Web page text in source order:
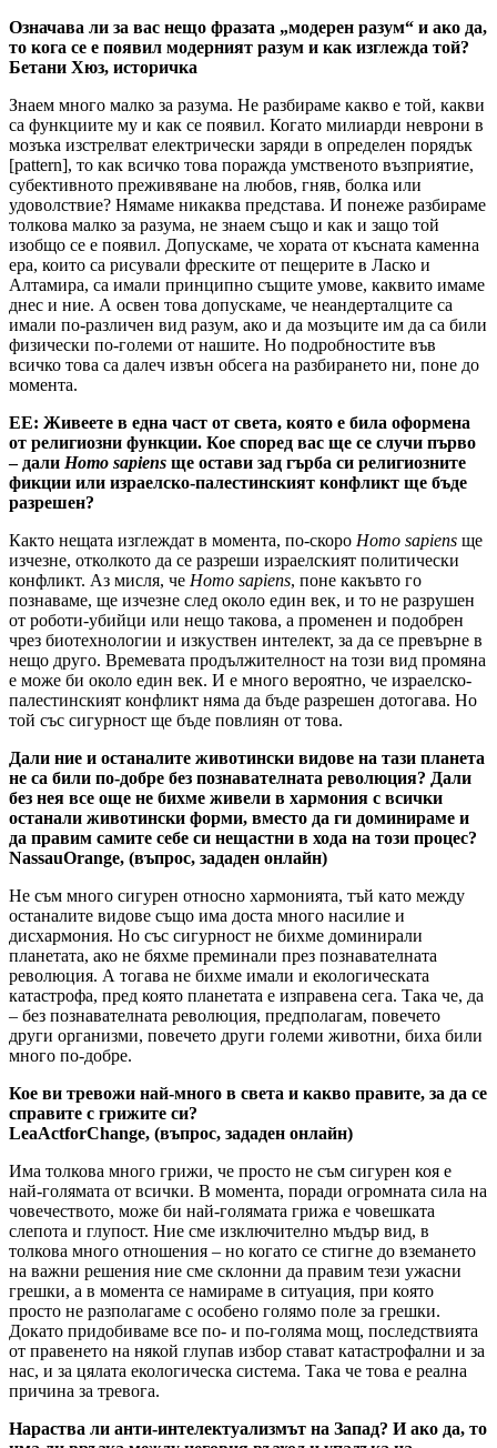
Означава ли за вас нещо фразата „модерен разум“ и ако да,
то кога се е появил модерният разум и как изглежда той?
Бетани Хюз, историчка
Знаем много малко за разума. Не разбираме какво е той, какви
са функциите му и как се появил. Когато милиарди неврони в
мозъка изстрелват електрически заряди в определен порядък
[pattern], то как всичко това поражда умственото възприятие,
субективното преживяване на любов, гняв, болка или
удоволствие? Нямаме никаква представа. И понеже разбираме
толкова малко за разума, не знаем също и как и защо той
изобщо се е появил. Допускаме, че хората от късната каменна
ера, които са рисували фреските от пещерите в Ласко и
Алтамира, са имали принципно същите умове, каквито имаме
днес и ние. А освен това допускаме, че неандерталците са
имали по-различен вид разум, ако и да мозъците им да са били
физически по-големи от нашите. Но подробностите във
всичко това са далеч извън обсега на разбирането ни, поне до
момента.
ЕЕ: Живеете в една част от света, която е била оформена
от религиозни функции. Кое според вас ще се случи първо
– дали Homo sapiens ще остави зад гърба си религиозните
фикции или израелско-палестинският конфликт ще бъде
разрешен?
Както нещата изглеждат в момента, по-скоро Homo sapiens ще
изчезне, отколкото да се разреши израелският политически
конфликт. Аз мисля, че Homo sapiens, поне какъвто го
познаваме, ще изчезне след около един век, и то не разрушен
от роботи-убийци или нещо такова, а променен и подобрен
чрез биотехнологии и изкуствен интелект, за да се превърне в
нещо друго. Времевата продължителност на този вид промяна
е може би около един век. И е много вероятно, че израелско-
палестинският конфликт няма да бъде разрешен дотогава. Но
той със сигурност ще бъде повлиян от това.
Дали ние и останалите животински видове на тази планета
не са били по-добре без познавателната революция? Дали
без нея все още не бихме живели в хармония с всички
останали животински форми, вместо да ги доминираме и
да правим самите себе си нещастни в хода на този процес?
NassauOrange, (въпрос, зададен онлайн)
Не съм много сигурен относно хармонията, тъй като между
останалите видове също има доста много насилие и
дисхармония. Но със сигурност не бихме доминирали
планетата, ако не бяхме преминали през познавателната
революция. А тогава не бихме имали и екологическата
катастрофа, пред която планетата е изправена сега. Така че, да
– без познавателната революция, предполагам, повечето
други организми, повечето други големи животни, биха били
много по-добре.
Кое ви тревожи най-много в света и какво правите, за да се
справите с грижите си?
LeaActforChange, (въпрос, зададен онлайн)
Има толкова много грижи, че просто не съм сигурен коя е
най-голямата от всички. В момента, поради огромната сила на
човечеството, може би най-голямата грижа е човешката
слепота и глупост. Ние сме изключително мъдър вид, в
толкова много отношения – но когато се стигне до вземането
на важни решения ние сме склонни да правим тези ужасни
грешки, а в момента се намираме в ситуация, при която
просто не разполагаме с особено голямо поле за грешки.
Докато придобиваме все по- и по-голяма мощ, последствията
от правенето на някой глупав избор стават катастрофални и за
нас, и за цялата екологическа система. Така че това е реална
причина за тревога.
Нараства ли анти-интелектуализмът на Запад? И ако да, то